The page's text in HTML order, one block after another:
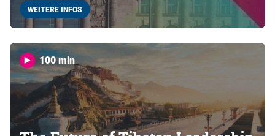
WEITERE INFOS
100 min